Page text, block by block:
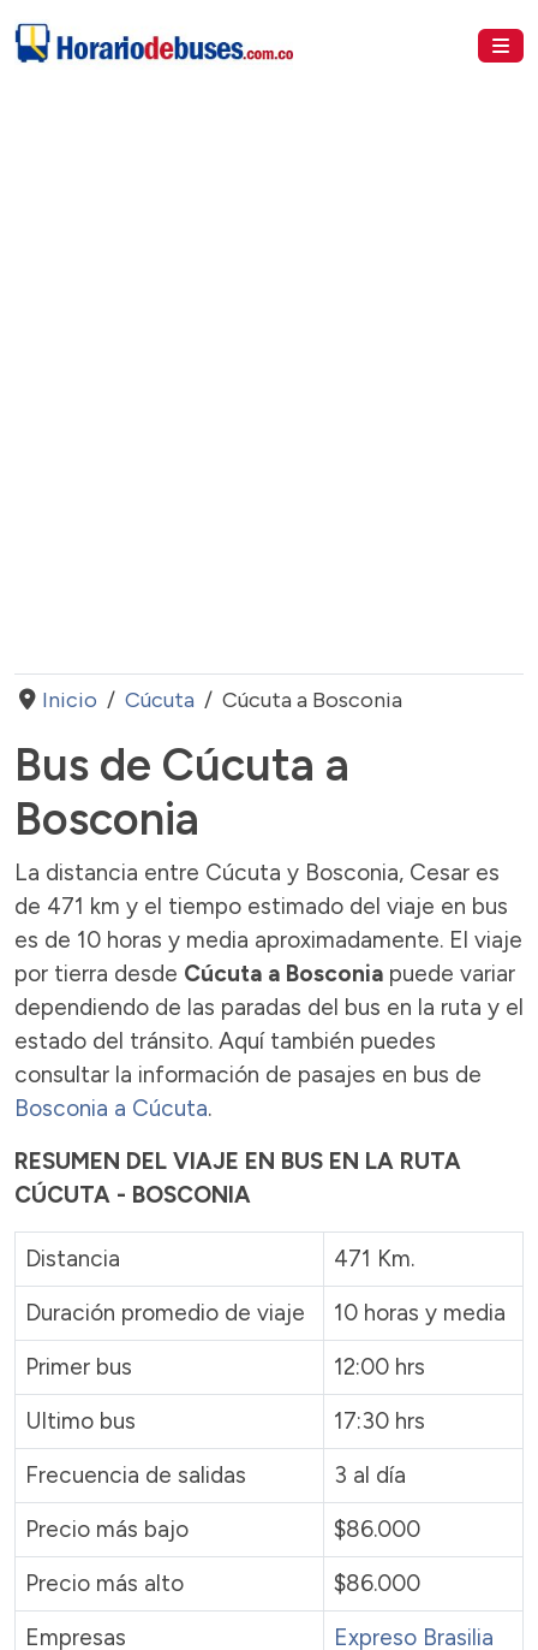
Inicio Cúcuta Cúcuta a Bosconia
Bus de Cúcuta a
Bosconia
La distancia entre Cúcuta y Bosconia, Cesar es
de 471 km y el tiempo estimado del viaje en bus
es de 10 horas y media aproximadamente. El viaje
por tierra desde Cúcuta a Bosconia puede variar
dependiendo de las paradas del bus en la ruta y el
estado del tránsito. Aquí también puedes
consultar la información de pasajes en bus de
Bosconia a Cúcuta.
RESUMEN DEL VIAJE EN BUS EN LA RUTA
CÚCUTA - BOSCONIA
Distancia
471 Km.
Duración promedio de viaje
10 horas y media
Primer bus
12:00 hrs
Ultimo bus
17:30 hrs
Frecuencia de salidas
3 al día
Precio más bajo
$86.000
Precio más alto
$86.000
Empresas
Expreso Brasilia